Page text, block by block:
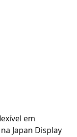
Japan Display